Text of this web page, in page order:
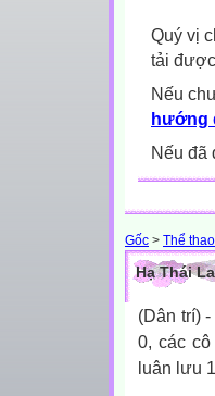
Quý vị
tải
Nếu
hướng
Nếu đã
Gốc > Thể thao
Hạ Thái
(Dân trí)
0, các
luân lưu